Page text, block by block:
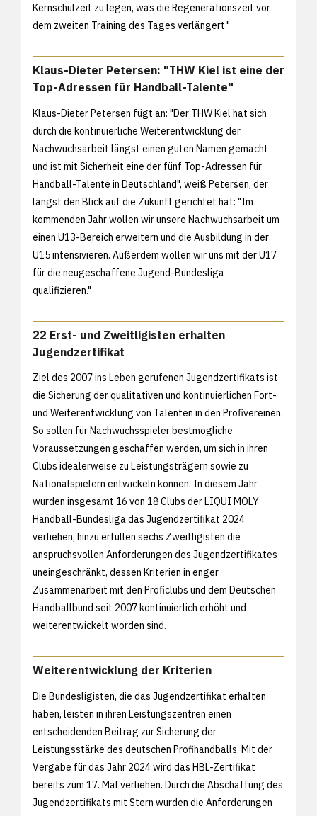
Kernschulzeit zu legen, was die Regenerationszeit vor
dem zweiten Training des Tages verlängert."
Klaus-Dieter Petersen: "THW Kiel ist eine der
Top-Adressen für Handball-Talente"
Klaus-Dieter Petersen fügt an: "Der THW Kiel hat sich
durch die kontinuierliche Weiterentwicklung der
Nachwuchsarbeit längst einen guten Namen gemacht
und ist mit Sicherheit eine der fünf Top-Adressen für
Handball-Talente in Deutschland", weiß Petersen, der
längst den Blick auf die Zukunft gerichtet hat: "Im
kommenden Jahr wollen wir unsere Nachwuchsarbeit um
einen U13-Bereich erweitern und die Ausbildung in der
U15 intensivieren. Außerdem wollen wir uns mit der U17
für die neugeschaffene Jugend-Bundesliga
qualifizieren."
22 Erst- und Zweitligisten erhalten
Jugendzertifikat
Ziel des 2007 ins Leben gerufenen Jugendzertifikats ist
die Sicherung der qualitativen und kontinuierlichen Fort-
und Weiterentwicklung von Talenten in den Profivereinen.
So sollen für Nachwuchsspieler bestmögliche
Voraussetzungen geschaffen werden, um sich in ihren
Clubs idealerweise zu Leistungsträgern sowie zu
Nationalspielern entwickeln können. In diesem Jahr
wurden insgesamt 16 von 18 Clubs der LIQUI MOLY
Handball-Bundesliga das Jugendzertifikat 2024
verliehen, hinzu erfüllen sechs Zweitligisten die
anspruchsvollen Anforderungen des Jugendzertifikates
uneingeschränkt, dessen Kriterien in enger
Zusammenarbeit mit den Proficlubs und dem Deutschen
Handballbund seit 2007 kontinuierlich erhöht und
weiterentwickelt worden sind.
Weiterentwicklung der Kriterien
Die Bundesligisten, die das Jugendzertifikat erhalten
haben, leisten in ihren Leistungszentren einen
entscheidenden Beitrag zur Sicherung der
Leistungsstärke des deutschen Profihandballs. Mit der
Vergabe für das Jahr 2024 wird das HBL-Zertifikat
bereits zum 17. Mal verliehen. Durch die Abschaffung des
Jugendzertifikats mit Stern wurden die Anforderungen